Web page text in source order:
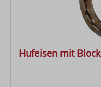
Hufeisen mit